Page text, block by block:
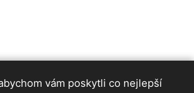
vám poskytli co nejlepší